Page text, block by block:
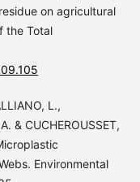
on agricultural
the Total
L.,
& CUCHEROUSSET,
Environmental